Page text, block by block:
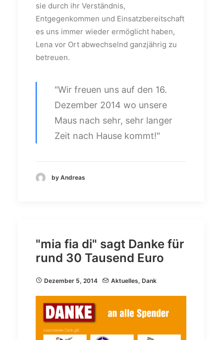
sie durch ihr Verständnis,
Entgegenkommen und Einsatzbereitschaft
es uns immer wieder ermöglicht haben,
Lena vor Ort abwechselnd ganzjährig zu
betreuen.
"Wir freuen uns auf den 16.
Dezember 2014 wo unsere
Maus nach sehr, sehr langer
Zeit nach Hause kommt!"
by Andreas
"mia fia di" sagt Danke für
rund 30 Tausend Euro
Dezember 5, 2014 Aktuelles, Dank